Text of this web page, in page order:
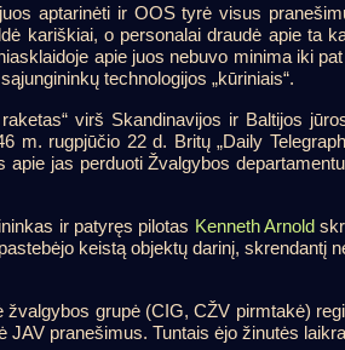
aptarinėti ir OOS tyrė visus
kariškiai, o personalai draudė apie ta
apie juos nebuvo minima iki
technologijos „kūriniais“.
virš Skandinavijos ir Baltijos
m. rugpjūčio 22 d. Britų „Daily
apie jas perduoti Žvalgybos
ir patyręs pilotas Kenneth Arnold
keistą objektų darinį, skrendantį
grupė (CIG, CŽV pirmtakė)
pranešimus. Tuntais ėjo žinutės